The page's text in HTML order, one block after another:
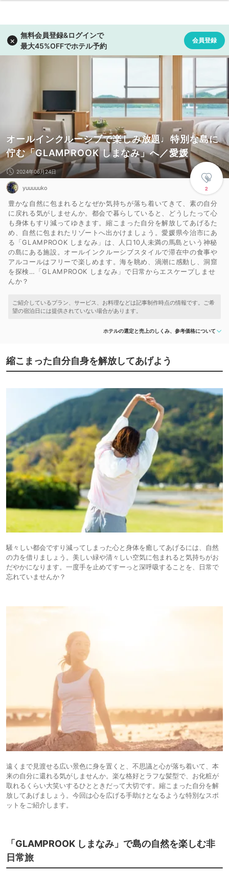
オールインクルーシブで楽しみ放題♩特別な島に
佇む「GLAMPROOK しまなみ」へ／愛媛
2
2024年06月24日
yuuuuuko
豊かな自然に包まれるとなぜか気持ちが落ち着いてきて、素の自分
に戻れる気がしませんか。都会で暮らしていると、どうしたって心
も身体もすり減ってゆきます。縮こまった自分を解放してあげるた
め、自然に包まれたリゾートへ出かけましょう。愛媛県今治市にあ
る「GLAMPROOK しまなみ」は、人口10人未満の馬島という神秘
の島にある施設。オールインクルーシブスタイルで滞在中の食事や
アルコールはフリーで楽しめます。海を眺め、渦潮に感動し、洞窟
を探検…「GLAMPROOK しまなみ」で日常からエスケープしませ
んか？
ホテルの選定と売上のしくみ、参考価格について
縮こまった自分自身を解放してあげよう
騒々しい都会ですり減ってしまった心と身体を癒してあげるには、自然
の力を借りましょう。美しい緑や清々しい空気に包まれると気持ちがお
だやかになります。一度手を止めてすーっと深呼吸することを、日常で
忘れていませんか？
遠くまで見渡せる広い景色に身を置くと、不思議と心が落ち着いて、本
来の自分に還れる気がしませんか。楽な格好とラフな髪型で、お化粧が
取れるくらい大笑いするひとときだって大切です。縮こまった自分を解
放してあげましょう。今回は心を広げる手助けとなるような特別なスポ
ットをご紹介します。
「GLAMPROOK しまなみ」で島の自然を楽しむ非
日常旅